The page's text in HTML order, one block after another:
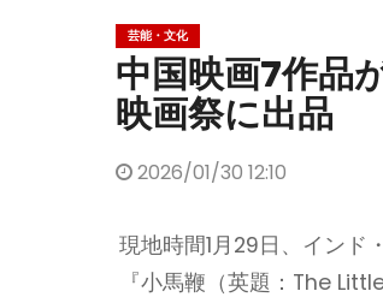
芸能・文化
中国映画7作品
映画祭に出品
2026/01/30 12:10
現地時間1月29日、インド
『小馬鞭（英題：The